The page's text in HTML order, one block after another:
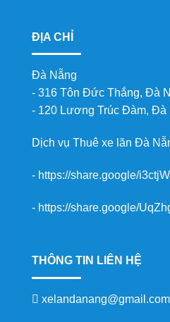
ĐỊA CHỈ
Đà Nẵng
- 316 Tôn Đức Thắng, Đà
- 120 Lương Trúc Đàm, Đà
Dịch vụ Thuê xe lăn Đà
- https://share.google/
- https://share.google/
THÔNG TIN LIÊN HỆ
xelandanang@gmail.com